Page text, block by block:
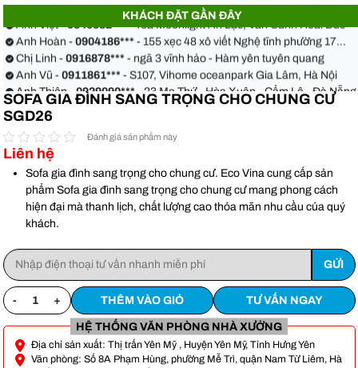
KHÁCH ĐẶT GẦN ĐÂY
Chị Hoa -0988068***- 56 Nguyễn Khang, Cầu Giấy
0349582***- Toà Moonlight An Lạc, Vân Canh Hoài Đức
Anh Hoàn - 0904186*** - 155 xẹc 48 xô viết Nghệ tĩnh phường 17
quận Bình Thạnh
Chị Linh - 0916878***
- ngã 3 vĩnh hảo - Hàm yên tuyên quang
Anh Vũ - 0911861*** - S107, Vihome oceanpark Gia Lâm, Hà Nội
Anh Thiện - 0929090*** - 23 Mẹ Thứ - Hòa Xuân - Cẩm Lệ - Đà Nẵng
Chị Hoa -0988068***- 56 Nguyễn Khang, Cầu Giấy
Anh Việt -
Anh Hoàn - 0904186***- 155 xẹc 48 xô viết Nghệ tĩnh phường 17
quận Bình Thạnh
Chị Linh -
Anh Vũ -0911861***- S107, Vihome oceanpark Gia Lâm, Hà Nội
SOFA GIA ĐÌNH SANG TRỌNG CHO CHUNG CƯ
SGD26
Đánh giá sản phẩm này
Liên hệ
Sofa gia đình sang trọng cho chung cư. Eco Vina cung cấp sản
phẩm Sofa gia đình sang trọng cho chung cư mang phong cách
hiện đại mà thanh lịch, chất lượng cao thỏa mãn nhu cầu của quý
khách.
- + THÊM VÀO GIỎ TƯ VẤN NGAY
HỆ THỐNG VĂN PHÒNG NHÀ XƯỞNG
Địa chỉ sản xuất: Thị trấn Yên Mỹ , Huyện Yên Mỹ, Tỉnh Hưng Yên
Văn phòng: Số 8A Phạm Hùng, phường Mễ Trì, quận Nam Từ Liêm, Hà